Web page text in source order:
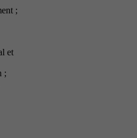
;
et
;